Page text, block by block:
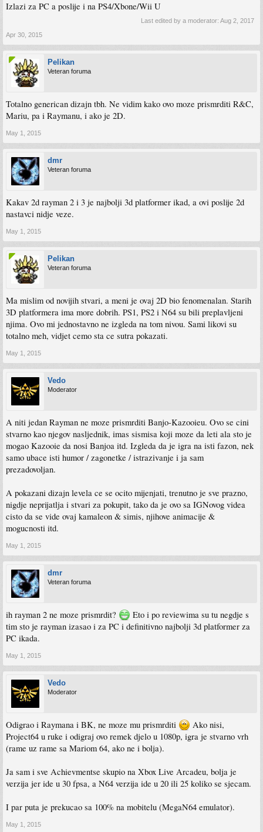
Izlazi za PC a poslije i na PS4/Xbone/Wii U
Last edited by a moderator: Aug 2, 2017
Apr 30, 2015
Pelikan
Veteran foruma
Totalno generican dizajn tbh. Ne vidim kako ovo moze prismrditi R&C,
Mariu, pa i Raymanu, i ako je 2D.
May 1, 2015
dmr
Veteran foruma
Kakav 2d rayman 2 i 3 je najbolji 3d platformer ikad, a ovi poslije 2d
nastavci nidje veze.
May 1, 2015
Pelikan
Veteran foruma
Ma mislim od novijih stvari, a meni je ovaj 2D bio fenomenalan. Starih
3D platformera ima more dobrih. PS1, PS2 i N64 su bili preplavljeni
njima. Ovo mi jednostavno ne izgleda na tom nivou. Sami likovi su
totalno meh, vidjet cemo sta ce sutra pokazati.
May 1, 2015
Vedo
Moderator
A niti jedan Rayman ne moze prismrditi Banjo-Kazooieu. Ovo se cini
stvarno kao njegov nasljednik, imas sismisa koji moze da leti ala sto je
mogao Kazooie da nosi Banjoa itd. Izgleda da je igra na isti fazon, nek
samo ubace isti humor / zagonetke / istrazivanje i ja sam
prezadovoljan.
A pokazani dizajn levela ce se ocito mijenjati, trenutno je sve prazno,
nigdje neprijatlja i stvari za pokupit, tako da je ovo sa IGNovog videa
cisto da se vide ovaj kamaleon & simis, njihove animacije &
mogucnosti itd.
May 1, 2015
dmr
Veteran foruma
ih rayman 2 ne moze prismrdit?
Eto i po reviewima su tu negdje s
tim sto je rayman izasao i za PC i definitivno najbolji 3d platformer za
PC ikada.
May 1, 2015
Vedo
Moderator
Odigrao i Raymana i BK, ne moze mu prismrditi
Ako nisi,
Project64 u ruke i odigraj ovo remek djelo u 1080p, igra je stvarno vrh
(rame uz rame sa Mariom 64, ako ne i bolja).
Ja sam i sve Achievmentse skupio na Xbox Live Arcadeu, bolja je
verzija jer ide u 30 fpsa, a N64 verzija ide u 20 ili 25 koliko se sjecam.
I par puta je prekucao sa 100% na mobitelu (MegaN64 emulator).
May 1, 2015